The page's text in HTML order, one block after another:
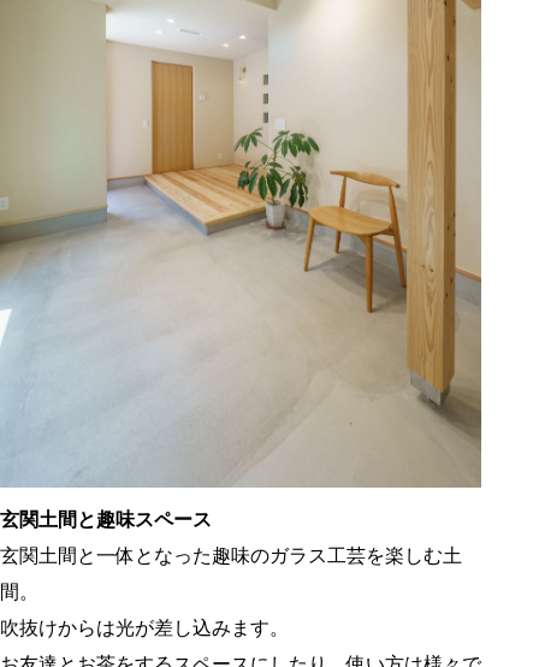
玄関土間と趣味スペース
玄関土間と一体となった趣味のガラス工芸を楽しむ土
間。
吹抜けからは光が差し込みます。